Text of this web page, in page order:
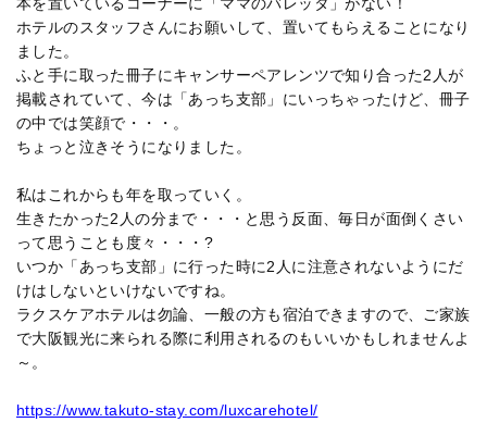
ホテルのスタッフさんにお願いして、置いてもらえることになり
ました。
ふと手に取った冊子にキャンサーペアレンツで知り合った2人が
掲載されていて、今は「あっち支部」にいっちゃったけど、冊子
の中では笑顔で・・・。
ちょっと泣きそうになりました。
私はこれからも年を取っていく。
生きたかった2人の分まで・・・と思う反面、毎日が面倒くさい
って思うことも度々・・・?
いつか「あっち支部」に行った時に2人に注意されないようにだ
けはしないといけないですね。
ラクスケアホテルは勿論、一般の方も宿泊できますので、ご家族
で大阪観光に来られる際に利用されるのもいいかもしれませんよ
～。
https://www.takuto-stay.com/luxcarehotel/